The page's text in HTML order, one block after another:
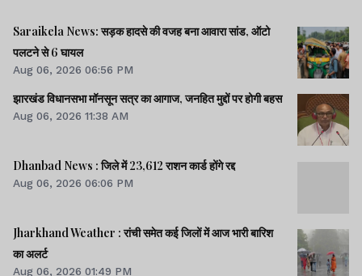
Saraikela News: सड़क हादसे की वजह बना आवारा सांड, ऑटो
पलटने से 6 घायल
Aug 06, 2026 06:56 PM
झारखंड विधानसभा मॉनसून सत्र का आगाज, जनहित मुद्दों पर होगी बहस
Aug 06, 2026 11:38 AM
Dhanbad News : जिले में 23,612 राशन कार्ड होंगे रद्द
Aug 06, 2026 06:06 PM
Jharkhand Weather : रांची समेत कई जिलों में आज भारी बारिश
का अलर्ट
Aug 06, 2026 01:49 PM